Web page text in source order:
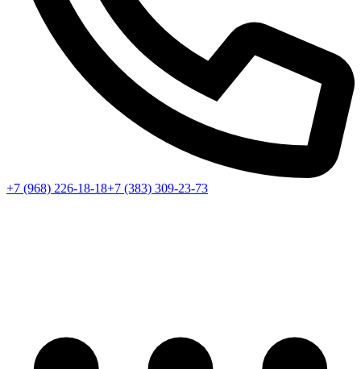
+7 (968) 226-18-18+7 (383) 309-23-73